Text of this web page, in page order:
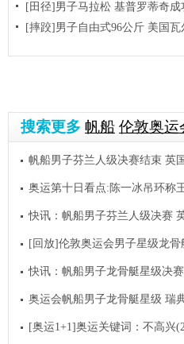
[田径]男子马拉松 基普罗蒂奇成
[摔跤]男子自由式96公斤 美国瓦
搜索更多 帆船 伦敦奥运
帆船男子芬兰人级决赛结束 英
奥运第十日看点:陈一冰吊环称
快讯：帆船男子芬兰人级决赛
[回放]伦敦奥运会男子星级龙
快讯：帆船男子龙骨艇星级决
奥运会帆船男子龙骨艇星级 瑞
[奥运1+1]奥运关键词：不高兴